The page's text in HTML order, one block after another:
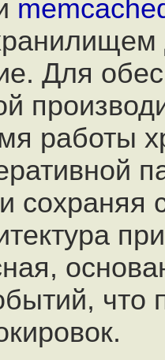
Для
работы
сохраняя
что